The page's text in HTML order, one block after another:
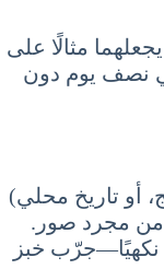
مثالًا على
نصف يوم دون
أو تاريخ محلي)
من مجرد صور.
نكهيًا—جرّب خبز